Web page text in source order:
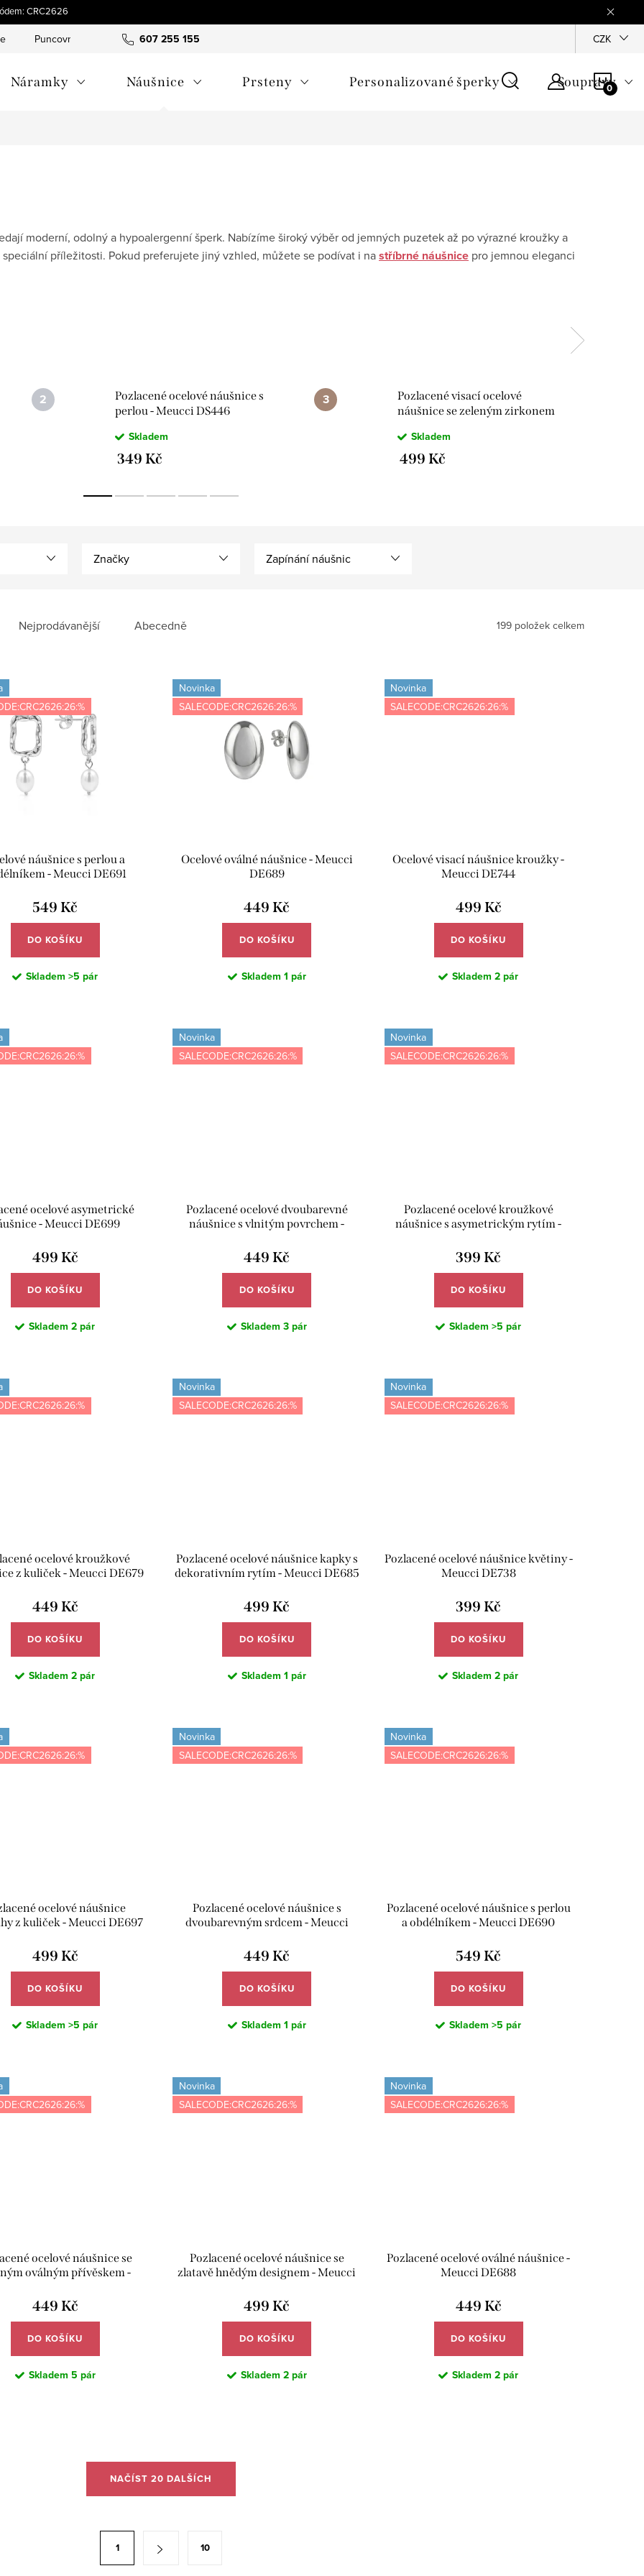
CRC2626
607 255 155
Puncovní značky Hodnocení obchodu Jak
CZK
Náramky Náušnice Prsteny Personalizované šperky Soupravy
moderní, odolný a hypoalergenní šperk. Nabízíme široký výběr od jemných puzetek až po výrazné kroužky a
příležitosti. Pokud preferujete jiný vzhled, můžete se podívat i nastříbrné náušnice pro jemnou eleganci
Pozlacené ocelové náušnice s
perlou - Meucci DS446
Skladem
349 Kč
Pozlacené visací ocelové
náušnice se zeleným zirkonem
Skladem
499 Kč
Značky Zapínání náušnic
Nejprodávanější Abecedně 199 položek celkem
náušnice s perlou a
- Meucci DE691
549 Kč
DO KOŠÍKU
Skladem>5 pár
Novinka
SALECODE:CRC2626:26:%
Ocelové oválné náušnice - Meucci
DE689
449 Kč
DO KOŠÍKU
Skladem 1 pár
Novinka
SALECODE:CRC2626:26:%
Ocelové visací náušnice kroužky -
Meucci DE744
499 Kč
DO KOŠÍKU
Skladem2 pár
ocelové asymetrické
- Meucci DE699
499 Kč
DO KOŠÍKU
Skladem2 pár
Novinka
SALECODE:CRC2626:26:%
Pozlacené ocelové dvoubarevné
náušnice s vlnitým povrchem -
449 Kč
DO KOŠÍKU
Skladem 3 pár
Novinka
SALECODE:CRC2626:26:%
Pozlacené ocelové kroužkové
náušnice s asymetrickým rytím -
399 Kč
DO KOŠÍKU
Skladem>5 pár
ocelové kroužkové
z kuliček - Meucci DE679
449 Kč
DO KOŠÍKU
Skladem2 pár
Novinka
SALECODE:CRC2626:26:%
Pozlacené ocelové náušnice kapky s
dekorativním rytím - Meucci DE685
499 Kč
DO KOŠÍKU
Skladem 1 pár
Novinka
SALECODE:CRC2626:26:%
Pozlacené ocelové náušnice květiny -
Meucci DE738
399 Kč
DO KOŠÍKU
Skladem2 pár
ocelové náušnice
z kuliček - Meucci DE697
499 Kč
DO KOŠÍKU
Skladem>5 pár
Novinka
SALECODE:CRC2626:26:%
Pozlacené ocelové náušnice s
dvoubarevným srdcem - Meucci
449 Kč
DO KOŠÍKU
Skladem 1 pár
Novinka
SALECODE:CRC2626:26:%
Pozlacené ocelové náušnice s perlou
a obdélníkem - Meucci DE690
549 Kč
DO KOŠÍKU
Skladem>5 pár
ocelové náušnice se
oválným přívěskem -
449 Kč
DO KOŠÍKU
Skladem 5 pár
Novinka
SALECODE:CRC2626:26:%
Pozlacené ocelové náušnice se
zlatavě hnědým designem - Meucci
499 Kč
DO KOŠÍKU
Skladem 2 pár
Novinka
SALECODE:CRC2626:26:%
Pozlacené ocelové oválné náušnice -
Meucci DE688
449 Kč
DO KOŠÍKU
Skladem2 pár
NAČÍST 20 DALŠÍCH
1 10